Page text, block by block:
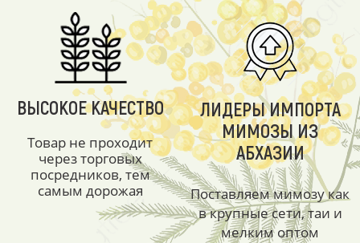
ВЫСОКОЕ КАЧЕСТВО
Товар не проходит
через торговых
посредников, тем
самым дорожая
ЛИДЕРЫ ИМПОРТА
МИМОЗЫ ИЗ
АБХАЗИИ
Поставляем мимозу как
в крупные сети, таи и
мелким оптом